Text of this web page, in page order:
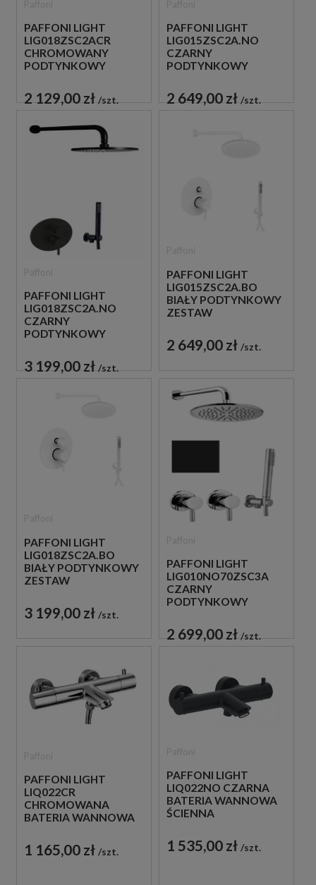
PAFFONI LIGHT
LIG018ZSC2ACR
CHROMOWANY
PODTYNKOWY
PRYSZNICOWY
2 129,00 zł szt.
PAFFONI LIGHT
LIG015ZSC2A.NO
CZARNY
PODTYNKOWY
PRYSZNICOWY
2 649,00 zł szt.
PAFFONI LIGHT
LIG018ZSC2A.NO
CZARNY
PODTYNKOWY
PRYSZNICOWY
3 199,00 zł szt.
PAFFONI LIGHT
LIG015ZSC2A.BO
BIAŁY PODTYNKOWY
ZESTAW
2 649,00 zł szt.
PAFFONI LIGHT
LIG018ZSC2A.BO
BIAŁY PODTYNKOWY
ZESTAW
3 199,00 zł szt.
PAFFONI LIGHT
LIG010NO70ZSC3A
CZARNY
PODTYNKOWY
PRYSZNICOWY
2 699,00 zł szt.
PAFFONI LIGHT
LIQ022CR
CHROMOWANA
BATERIA WANNOWA
TERMOSTATYCZNA
1 165,00 zł szt.
PAFFONI LIGHT
LIQ022NO CZARNA
BATERIA WANNOWA
ŚCIENNA
1 535,00 zł szt.